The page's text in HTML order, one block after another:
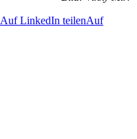
Auf LinkedIn teilenAuf